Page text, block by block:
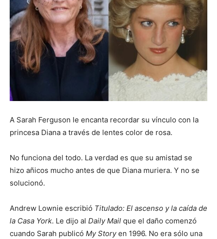
A Sarah Ferguson le encanta recordar su vínculo con la
princesa Diana a través de lentes color de rosa.
No funciona del todo. La verdad es que su amistad se
hizo añicos mucho antes de que Diana muriera. Y no se
solucionó.
Andrew Lownie escribió Titulado: El ascenso y la caída de
la Casa York. Le dijo al Daily Mail que el daño comenzó
cuando Sarah publicó My Storyen 1996. No era sólo una